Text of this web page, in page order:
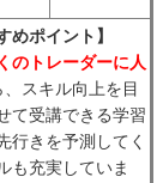
めポイント】
のトレーダーに人
スキル向上を目
て受講できる学習
行きを予測してく
も充実していま